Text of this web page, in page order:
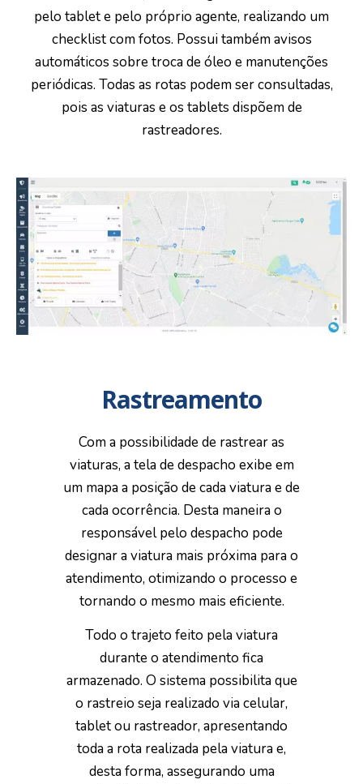
pelo tablet e pelo próprio agente, realizando um
checklist com fotos. Possui também avisos
automáticos sobre troca de óleo e manutenções
periódicas. Todas as rotas podem ser consultadas,
pois as viaturas e os tablets dispõem de
rastreadores.
Rastreamento
Com a possibilidade de rastrear as
viaturas, a tela de despacho exibe em
um mapa a posição de cada viatura e de
cada ocorrência. Desta maneira o
responsável pelo despacho pode
designar a viatura mais próxima para o
atendimento, otimizando o processo e
tornando o mesmo mais eficiente.
Todo o trajeto feito pela viatura
durante o atendimento fica
armazenado. O sistema possibilita que
o rastreio seja realizado via celular,
tablet ou rastreador, apresentando
toda a rota realizada pela viatura e,
desta forma, assegurando uma